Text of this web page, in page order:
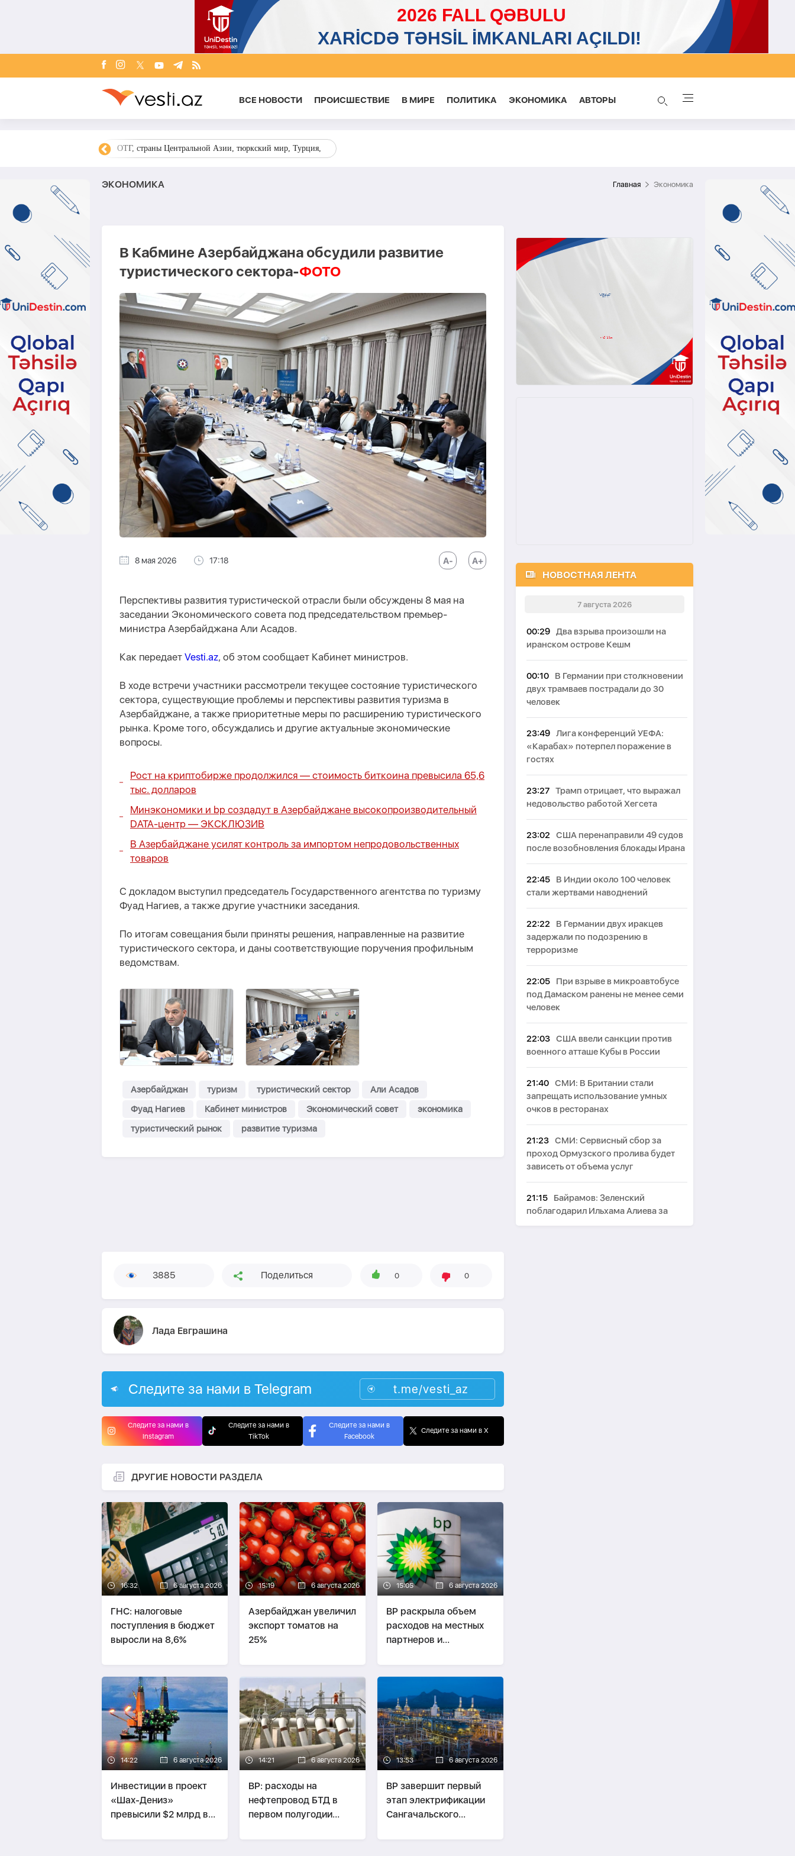
ВСЕ НОВОСТИ ПРОИСШЕСТВИЕ В МИРЕ ПОЛИТИКА ЭКОНОМИКА AВТОРЫ
ОТГ, страны Центральной Азии, тюркский мир, Турция,
ЭКОНОМИКА Главная Экономика
В Кабмине Азербайджана обсудили развитие
туристического сектора-ФОТО
8 мая 2026 17:18
Перспективы развития туристической отрасли были обсуждены 8 мая на
заседании Экономического совета под председательством премьер-
министра Азербайджана Али Асадов.
Как передает Vesti.az, об этом сообщает Кабинет министров.
В ходе встречи участники рассмотрели текущее состояние туристического
сектора, существующие проблемы и перспективы развития туризма в
Азербайджане, а также приоритетные меры по расширению туристического
рынка. Кроме того, обсуждались и другие актуальные экономические
вопросы.
Рост на криптобирже продолжился — стоимость биткоина превысила 65,6
тыс. долларов
Минэкономики и bp создадут в Азербайджане высокопроизводительный
DATA-центр — ЭКСКЛЮЗИВ
В Азербайджане усилят контроль за импортом непродовольственных
товаров
С докладом выступил председатель Государственного агентства по туризму
Фуад Нагиев, а также другие участники заседания.
По итогам совещания были приняты решения, направленные на развитие
туристического сектора, и даны соответствующие поручения профильным
ведомствам.
Азербайджан туризм туристический сектор
Али Асадов
Фуад Нагиев
Кабинет министров Экономический совет
экономика
туристический рынок
развитие туризма
3885 Поделиться 0 0
Лада Евграшина
Следите за нами в Telegram t.me/vesti_az
Следите за нами в
Instagram
Следите за нами в
TikTok
Следите за нами в
Facebook
Следите за нами в X
ДРУГИЕ НОВОСТИ РАЗДЕЛА
16:32 6 августа 2026
ГНС: налоговые
поступления в бюджет
выросли на 8,6%
15:19 6 августа 2026
Азербайджан увеличил
экспорт томатов на
25%
15:05 6 августа 2026
BP раскрыла объем
расходов на местных
партнеров и
Азербайджане
14:22 6 августа 2026
Инвестиции в проект
«Шах-Дениз»
превысили $2 млрд в
14:21 6 августа 2026
BP: расходы на
нефтепровод БТД в
первом полугодии
13:53 6 августа 2026
BP завершит первый
этап электрификации
Сангачальского
2027 года
НОВОСТНАЯ ЛЕНТА
7 августа 2026
00:29 Два взрыва произошли на
иранском острове Кешм
00:10
В Германии при столкновении
двух трамваев пострадали до 30
человек
23:49 Лига конференций УЕФА:
«Карабах» потерпел поражение в
гостях
23:27 Трамп отрицает, что выражал
недовольство работой Хегсета
23:02
США перенаправили 49 судов
после возобновления блокады Ирана
22:45
В Индии около 100 человек
стали жертвами наводнений
22:22
В Германии двух иракцев
задержали по подозрению в
терроризме
22:05
При взрыве в микроавтобусе
под Дамаском ранены не менее семи
человек
22:03 США ввели санкции против
военного атташе Кубы в России
21:40 СМИ: В Британии стали
запрещать использование умных
очков в ресторанах
21:23 СМИ: Сервисный сбор за
проход Ормузского пролива будет
зависеть от объема услуг
21:15
Байрамов: Зеленский
поблагодарил Ильхама Алиева за
гумпомощь Украине